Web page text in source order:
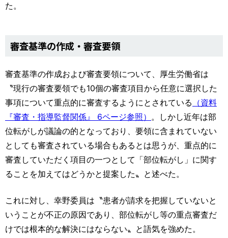
た。
審査基準の作成・審査要領
審査基準の作成および審査要領について、厚生労働省は
〝現行の審査要領でも10個の審査項目から任意に選択した
事項について重点的に審査するようにとされている （資料
『審査・指導監督関係』 6ページ参照） 。しかし近年は部
位転がしが議論の的となっており、要領に含まれていない
としても審査されている場合もあるとは思うが、重点的に
審査していただく項目の一つとして「部位転がし」に関す
ることを加えてはどうかと提案した〟と述べた。
これに対し、幸野委員は〝患者が請求を把握していないと
いうことが不正の原因であり、部位転がし等の重点審査だ
けでは根本的な解決にはならない〟と語気を強めた。